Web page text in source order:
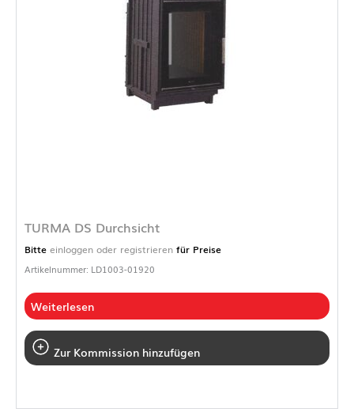
TURMA DS Durchsicht
Bitte einloggen oder registrieren für Preise
Artikelnummer: LD1003-01920
Weiterlesen
Zur Kommission hinzufügen